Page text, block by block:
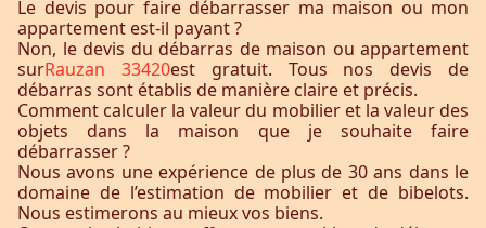
Le devis pour faire débarrasser ma maison ou mon
appartement est-il payant ?
Non, le devis du débarras de maison ou appartement
surRauzan 33420est gratuit. Tous nos devis de
débarras sont établis de manière claire et précis.
Comment calculer la valeur du mobilier et la valeur des
objets dans la maison que je souhaite faire
débarrasser ?
Nous avons une expérience de plus de 30 ans dans le
domaine de l’estimation de mobilier et de bibelots.
Nous estimerons au mieux vos biens.